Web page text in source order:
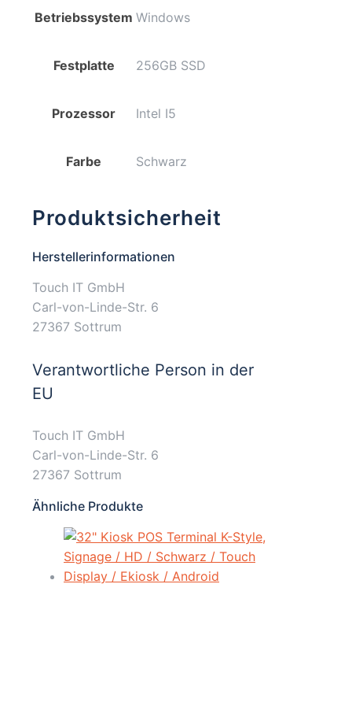
Betriebssystem Windows
Festplatte 256GB SSD
Prozessor Intel I5
Farbe Schwarz
Produktsicherheit
Herstellerinformationen
Touch IT GmbH
Carl-von-Linde-Str. 6
27367 Sottrum
Verantwortliche Person in der
EU
Touch IT GmbH
Carl-von-Linde-Str. 6
27367 Sottrum
Ähnliche Produkte